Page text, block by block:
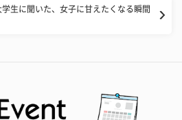
生に聞いた、女子に甘えたくなる瞬間